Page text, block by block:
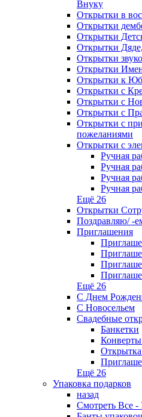
Внуку
Открытки в
Открытки
Открытки
Открытки
Открытки
Открытки
Открытки к
Открытки с
Открытки с
Открытки с
Открытки с
пожеланиями
Открытки с
Ручная
Ручная
Ручная
Ручная
Ещё 26
Открытки
Поздравляю/ -
Приглашения
Ещё 26
С Днем
С Новосельем
Свадебные
Банкетки
Ещё 26
Упаковка подарков
назад
Смотреть Все -